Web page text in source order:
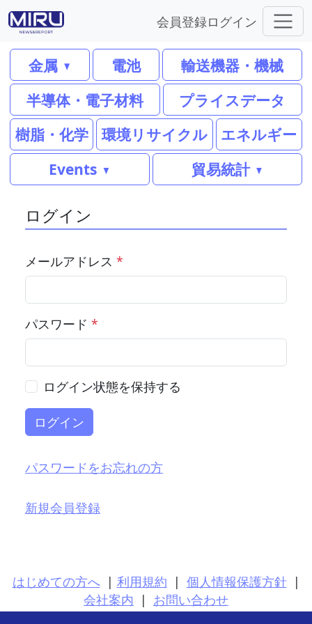
会員登録ログイン
金属 電池
輸送機器・機械
半導体・電子材料
プライスデータ
樹脂・化学
環境リサイクル
エネルギー
Events
貿易統計
ログイン
メールアドレス *
パスワード *
ログイン状態を保持する
ログイン
パスワードをお忘れの方
新規会員登録
はじめての方へ | 利用規約 | 個人情報保護方針 |
会社案内 | お問い合わせ